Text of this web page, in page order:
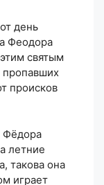
день
Феодора
святым
происков
Фёдора
летние
такова она
играет